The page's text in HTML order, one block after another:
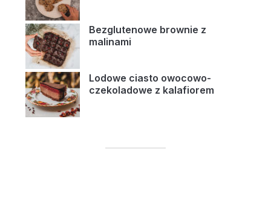
Bezglutenowe brownie z
malinami
Lodowe ciasto owocowo-
czekoladowe z kalafiorem